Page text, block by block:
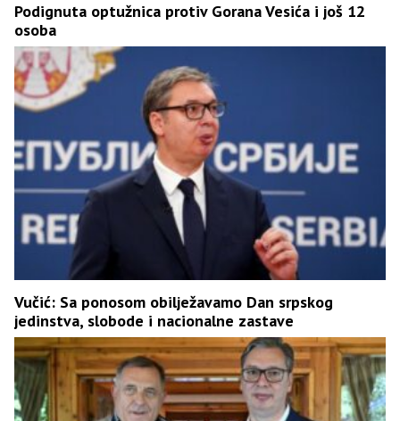
Podignuta optužnica protiv Gorana Vesića i još 12
osoba
Vučić: Sa ponosom obilježavamo Dan srpskog
jedinstva, slobode i nacionalne zastave